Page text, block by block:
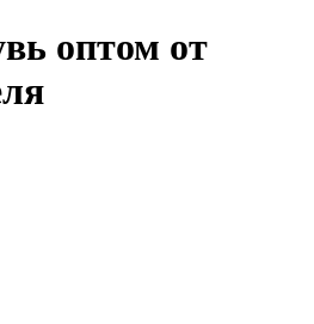
оптом от